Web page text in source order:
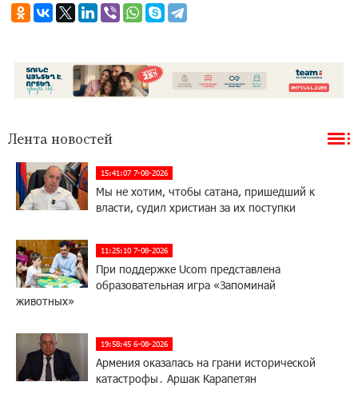
Лента новостей
15:41:07 7-08-2026
Мы не хотим, чтобы сатана, пришедший к
власти, судил христиан за их поступки
11:25:10 7-08-2026
При поддержке Ucom представлена
образовательная игра «Запоминай
животных»
19:58:45 6-08-2026
Армения оказалась на грани исторической
катастрофы․ Аршак Карапетян